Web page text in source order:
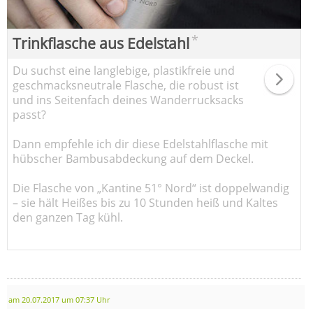
Trinkflasche aus Edelstahl*
Du suchst eine langlebige, plastikfreie und
geschmacksneutrale Flasche, die robust ist
und ins Seitenfach deines Wanderrucksacks
passt?
Dann empfehle ich dir diese Edelstahlflasche mit
hübscher Bambusabdeckung auf dem Deckel.
Die Flasche von „Kantine 51° Nord“ ist doppelwandig
– sie hält Heißes bis zu 10 Stunden heiß und Kaltes
den ganzen Tag kühl.
am 20.07.2017 um 07:37 Uhr